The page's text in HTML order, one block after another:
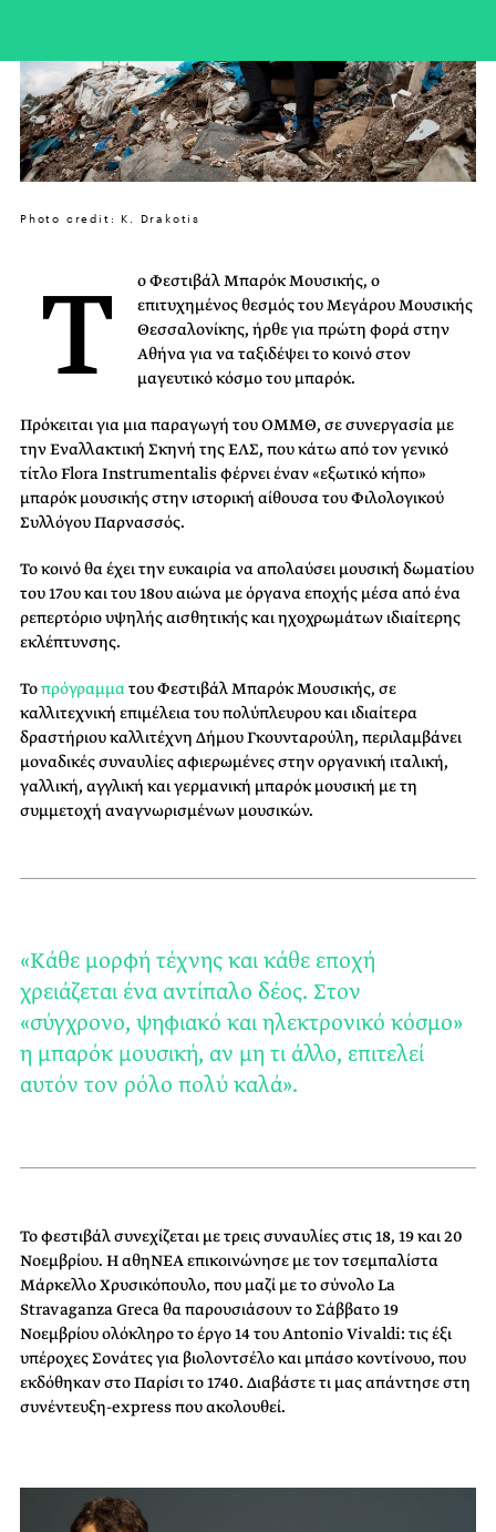
Photo credit: K. Drakotis
Τ
ο Φεστιβάλ Μπαρόκ Μουσικής, o
επιτυχημένος θεσμός του Μεγάρου Μουσικής
Θεσσαλονίκης, ήρθε για πρώτη φορά στην
Αθήνα για να ταξιδέψει το κοινό στον
μαγευτικό κόσμο του μπαρόκ.
Πρόκειται για μια παραγωγή του ΟΜΜΘ, σε συνεργασία με
την Εναλλακτική Σκηνή της ΕΛΣ, που κάτω από τον γενικό
τίτλο Flora Ιnstrumentalis φέρνει έναν «εξωτικό κήπο»
μπαρόκ μουσικής στην ιστορική αίθουσα του Φιλολογικού
Συλλόγου Παρνασσός.
Το κοινό θα έχει την ευκαιρία να απολαύσει μουσική δωματίου
του 17ου και του 18ου αιώνα με όργανα εποχής μέσα από ένα
ρεπερτόριο υψηλής αισθητικής και ηχοχρωμάτων ιδιαίτερης
εκλέπτυνσης.
Τοπρόγραμματου Φεστιβάλ Μπαρόκ Μουσικής, σε
καλλιτεχνική επιμέλεια του πολύπλευρου και ιδιαίτερα
δραστήριου καλλιτέχνη Δήμου Γκουνταρούλη, περιλαμβάνει
μοναδικές συναυλίες αφιερωμένες στην οργανική ιταλική,
γαλλική, αγγλική και γερμανική μπαρόκ μουσική με τη
συμμετοχή αναγνωρισμένων μουσικών.
«Κάθε μορφή τέχνης και κάθε εποχή
χρειάζεται ένα αντίπαλο δέος. Στον
«σύγχρονο, ψηφιακό και ηλεκτρονικό κόσμο»
η μπαρόκ μουσική, αν μη τι άλλο, επιτελεί
αυτόν τον ρόλο πολύ καλά».
Το φεστιβάλ συνεχίζεται με τρεις συναυλίες στις 18, 19 και 20
Νοεμβρίου. Η αθηΝΕΑ επικοινώνησε με τον τσεμπαλίστα
Μάρκελλο Χρυσικόπουλο, που μαζί με το σύνολο La
Stravaganza Greca θα παρουσιάσουν το Σάββατο 19
Νοεμβρίου ολόκληρο το έργο 14 του Antonio Vivaldi: τις έξι
υπέροχες Σονάτες για βιολοντσέλο και μπάσο κοντίνουο, που
εκδόθηκαν στο Παρίσι το 1740. Διαβάστε τι μας απάντησε στη
συνέντευξη-express που ακολουθεί.